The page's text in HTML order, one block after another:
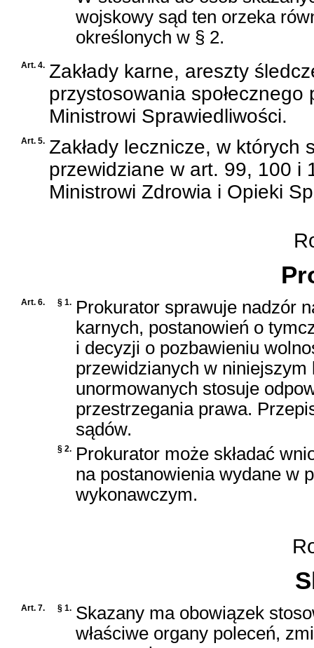
wojskowy sąd ten orzeka
określonych w § 2.
Art. 4. Zakłady karne, areszty
przystosowania społecznego
Ministrowi Sprawiedliwości.
Art. 5. Zakłady lecznicze, w
przewidziane w art. 99, 100 i
Ministrowi Zdrowia i Opieki
Art. 6. § 1. Prokurator sprawuje nadzór
karnych, postanowień o
i decyzji o pozbawieniu
przewidzianych w
unormowanych stosuje
przestrzegania prawa.
sądów.
§ 2. Prokurator może składać
na postanowienia wydane w
wykonawczym.
Art. 7. § 1. Skazany ma obowiązek
właściwe organy poleceń,